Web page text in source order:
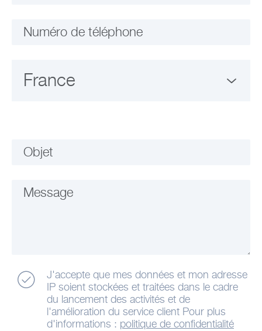
Numéro de téléphone
Objet
Message
J'accepte que mes données et mon adresse
IP soient stockées et traitées dans le cadre
du lancement des activités et de
l'amélioration du service client Pour plus
d'informations : politique de confidentialité